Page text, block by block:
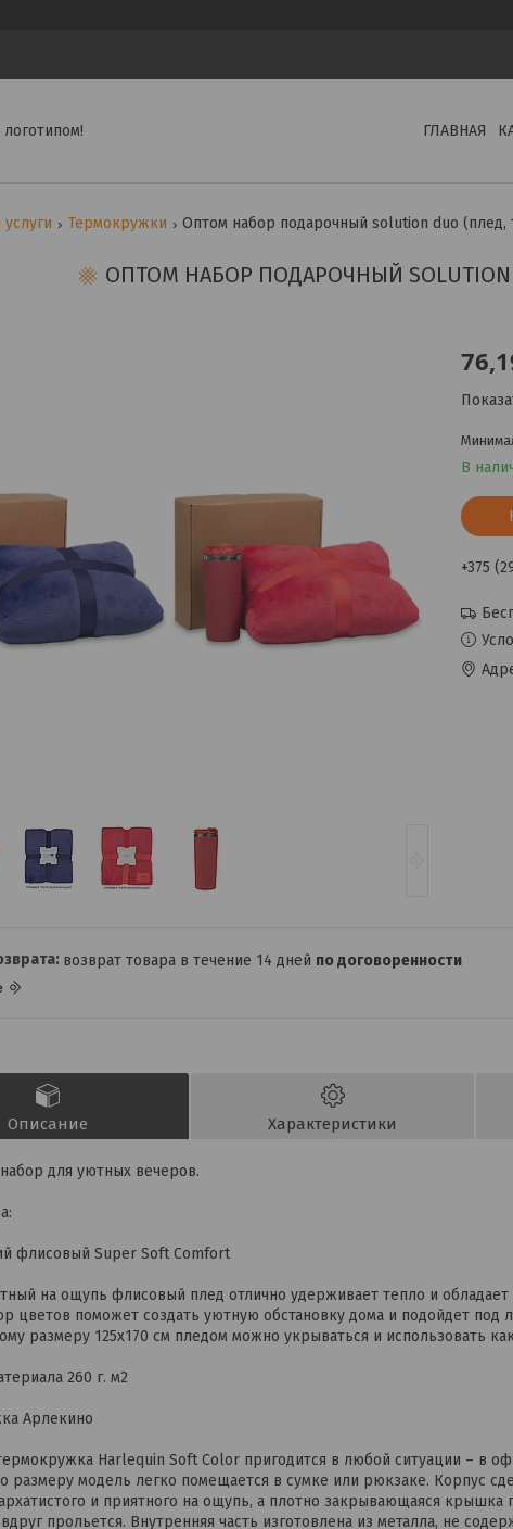
ГЛАВНАЯ
Термокружки Оптом набор подарочный solution duo (плед,
ОПТОМ НАБОР ПОДАРОЧНЫЙ
В
+375
возврат товара в течение 14 дней по договоренности
Описание Характеристики
для уютных вечеров.
флисовый Super Soft Comfort
на ощупь флисовый плед отлично удерживает тепло и
цветов поможет создать уютную обстановку дома и подойдет под
размеру 125х170 см пледом можно укрываться и использовать
260 г. м2
Арлекино
Harlequin Soft Color пригодится в любой ситуации – в
размеру модель легко помещается в сумке или рюкзаке. Корпус
и приятного на ощупь, а плотно закрывающаяся крышка
прольется. Внутренняя часть изготовлена из металла, не